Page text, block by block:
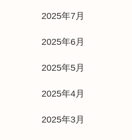
2025年7月
2025年6月
2025年5月
2025年4月
2025年3月